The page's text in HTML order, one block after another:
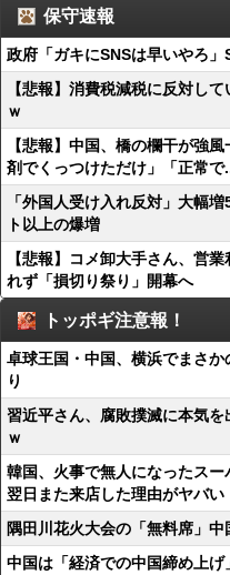
保守速報
政府「ガキにSNSは早いやろ
【悲報】消費税減税に反対し
ｗ
【悲報】中国、橋の欄干が
剤でくっつけただけ」「正常で
「外国人受け入れ反対」大幅
ト以上の爆増
【悲報】コメ卸大手さん、営
れず「損切り祭り」開幕へ
トッポギ注意報！
卓球王国・中国、横浜でまさ
り
習近平さん、腐敗撲滅に本気
ｗ
韓国、火事で無人になったス
翌日また来店した理由がヤバい
隅田川花火大会の「無料席」
中国は「経済での中国締め上